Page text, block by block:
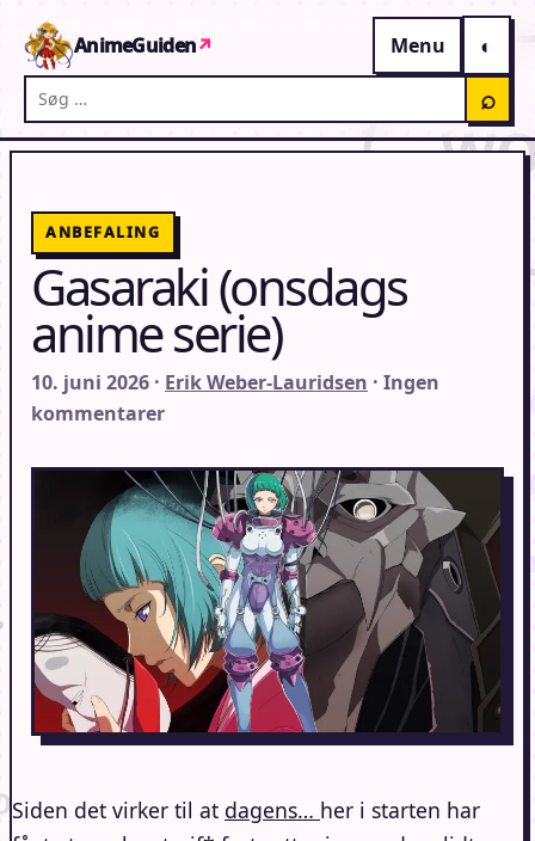
AnimeGuiden↗
Menu
Søg på AnimeGuiden
⌕
ANBEFALING
Gasaraki (onsdags
anime serie)
10. juni 2026 · Erik Weber-Lauridsen · Ingen
kommentarer
Siden det virker til at dagens… her i starten har